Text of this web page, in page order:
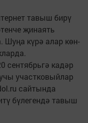
тавыш бирү
җинаять
күрә алар көн-
сентябрьгә кадәр
участковыйлар
сайтында
бүлегендә тавыш